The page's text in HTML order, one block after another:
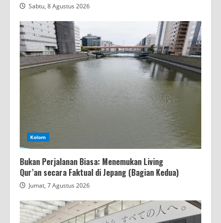
Sabtu, 8 Agustus 2026
Kolom
Bukan Perjalanan Biasa: Menemukan Living
Qur’an secara Faktual di Jepang (Bagian Kedua)
Jumat, 7 Agustus 2026